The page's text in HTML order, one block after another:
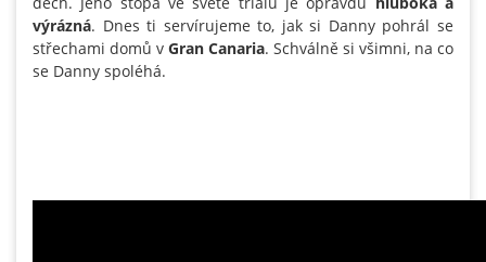
výrázná. Dnes ti servírujeme to, jak si Danny pohrál se
střechami domů v Gran Canaria. Schválně si všimni, na co
se Danny spoléhá.